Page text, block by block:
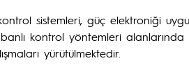
sistemleri, güç elektroniği
kontrol yöntemleri
yürütülmektedir.